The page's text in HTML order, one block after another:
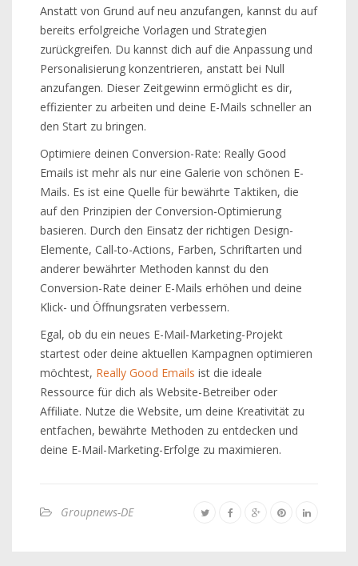
Anstatt von Grund auf neu anzufangen, kannst du auf
bereits erfolgreiche Vorlagen und Strategien
zurückgreifen. Du kannst dich auf die Anpassung und
Personalisierung konzentrieren, anstatt bei Null
anzufangen. Dieser Zeitgewinn ermöglicht es dir,
effizienter zu arbeiten und deine E-Mails schneller an
den Start zu bringen.
Optimiere deinen Conversion-Rate: Really Good
Emails ist mehr als nur eine Galerie von schönen E-
Mails. Es ist eine Quelle für bewährte Taktiken, die
auf den Prinzipien der Conversion-Optimierung
basieren. Durch den Einsatz der richtigen Design-
Elemente, Call-to-Actions, Farben, Schriftarten und
anderer bewährter Methoden kannst du den
Conversion-Rate deiner E-Mails erhöhen und deine
Klick- und Öffnungsraten verbessern.
Egal, ob du ein neues E-Mail-Marketing-Projekt
startest oder deine aktuellen Kampagnen optimieren
möchtest, Really Good Emails ist die ideale
Ressource für dich als Website-Betreiber oder
Affiliate. Nutze die Website, um deine Kreativität zu
entfachen, bewährte Methoden zu entdecken und
deine E-Mail-Marketing-Erfolge zu maximieren.
Groupnews-DE